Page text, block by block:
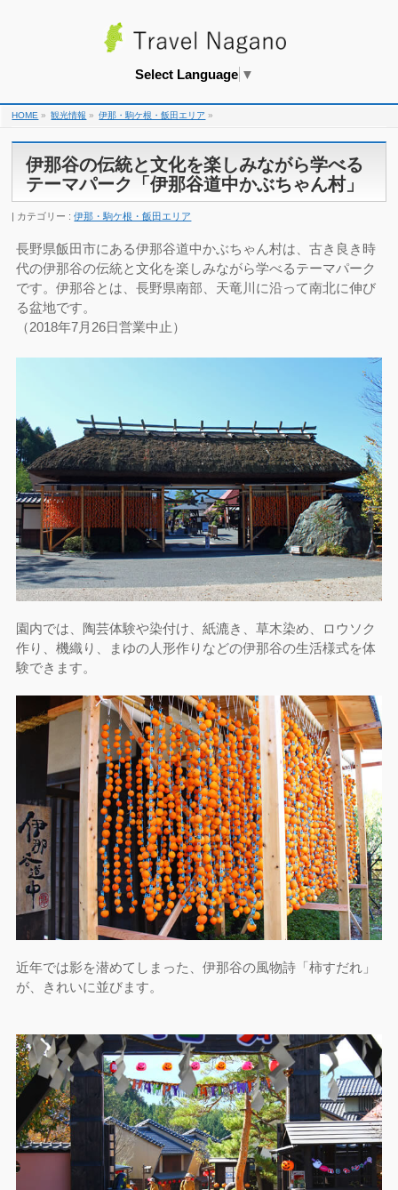
Select Language ▼
HOME » 観光情報 » 伊那・駒ケ根・飯田エリア »
伊那谷の伝統と文化を楽しみながら学べる
テーマパーク「伊那谷道中かぶちゃん村」
カテゴリー :伊那・駒ケ根・飯田エリア
長野県飯田市にある伊那谷道中かぶちゃん村は、古き良き時
代の伊那谷の伝統と文化を楽しみながら学べるテーマパーク
です。伊那谷とは、長野県南部、天竜川に沿って南北に伸び
る盆地です。
（2018年7月26日営業中止）
園内では、陶芸体験や染付け、紙漉き、草木染め、ロウソク
作り、機織り、まゆの人形作りなどの伊那谷の生活様式を体
験できます。
近年では影を潜めてしまった、伊那谷の風物詩「柿すだれ」
が、きれいに並びます。